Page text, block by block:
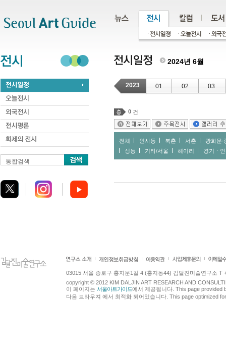
통합검색
2024년 6월
2023 01 02 03
0 건
전체 인사동 북촌 서촌
광화문∙
성동
기타/서울 헤이리 경기ㆍ
03015 서울 종로구 홍지문1길 4 (홍지동44) 김달진미술연구소 T
copyright © 2012 KIM DALJIN ART RESEARCH AND
이 페이지는 서울아트가이드에서 제공됩니다. This page provided
다음 브라우져 에서 최적화 되어있습니다. This page optimized